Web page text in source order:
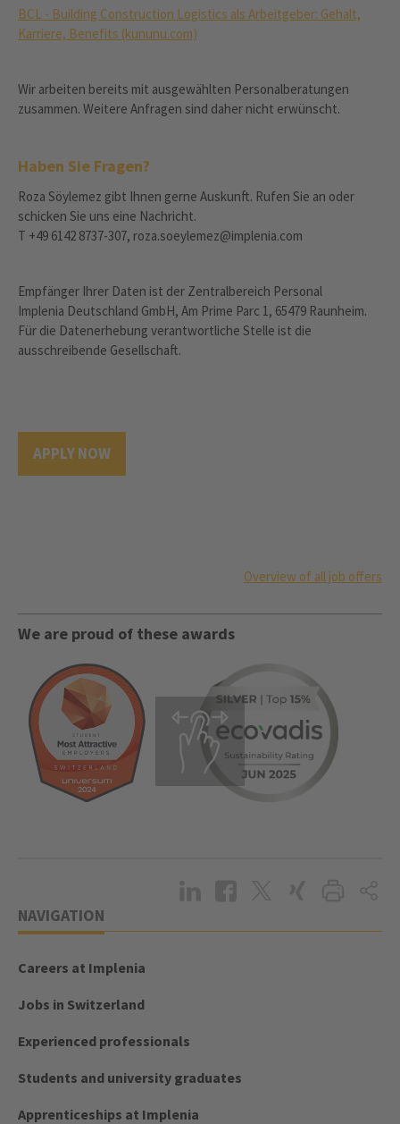
BCL - Building Construction Logistics als Arbeitgeber: Gehalt,
Karriere, Benefits (kununu.com)
Wir arbeiten bereits mit ausgewählten Personalberatungen
zusammen. Weitere Anfragen sind daher nicht erwünscht.
Haben Sie Fragen?
Roza Söylemez gibt Ihnen gerne Auskunft. Rufen Sie an oder
schicken Sie uns eine Nachricht.
T +49 6142 8737-307, roza.soeylemez@implenia.com
Empfänger Ihrer Daten ist der Zentralbereich Personal
Implenia Deutschland GmbH, Am Prime Parc 1, 65479 Raunheim.
Für die Datenerhebung verantwortliche Stelle ist die
ausschreibende Gesellschaft.
APPLY NOW
Overview of all job offers
We are proud of these awards
NAVIGATION
Careers at Implenia
Jobs in Switzerland
Experienced professionals
Students and university graduates
Apprenticeships at Implenia